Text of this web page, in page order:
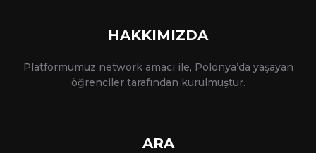
HAKKIMIZDA
Platformumuz network amacı ile, Polonya’da yaşayan
öğrenciler tarafından kurulmuştur.
ARA